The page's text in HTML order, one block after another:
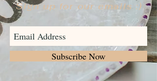
Sign up for our emails :)
Subscribe Now